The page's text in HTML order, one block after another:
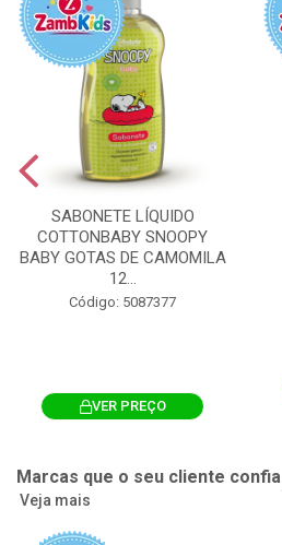
SABONETE LÍQUIDO
COTTONBABY SNOOPY
BABY GOTAS DE CAMOMILA
12...
Código: 5087377
VER PREÇO
Marcas que o seu cliente confia
Veja mais